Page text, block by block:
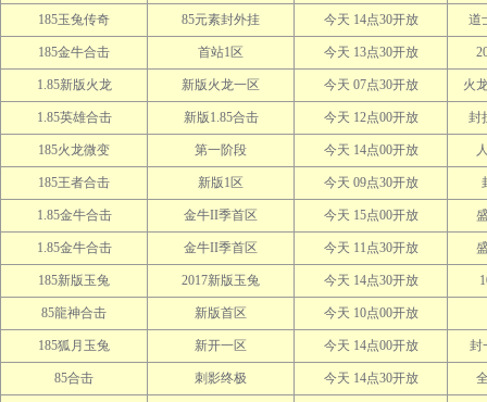
185玉兔传奇 85元素封外挂 今天 14点30开放 道
185金牛合击 首站1区 今天 13点30开放
1.85新版火龙 新版火龙一区 今天 07点30开放 火
1.85英雄合击 新版1.85合击 今天 12点00开放 封
185火龙微变 第一阶段 今天 14点00开放
185王者合击 新版1区 今天 09点30开放
1.85金牛合击 金牛II季首区 今天 15点00开放
1.85金牛合击 金牛II季首区 今天 11点30开放
185新版玉兔 2017新版玉兔 今天 14点30开放
85龍神合击 新版首区 今天 10点00开放
185狐月玉兔 新开一区 今天 14点00开放 封
85合击 刺影终极 今天 14点30开放